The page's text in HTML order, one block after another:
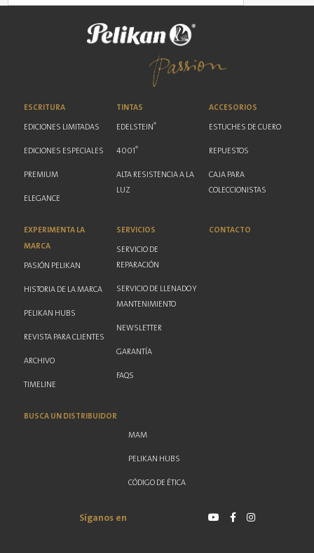
ESCRITURA
EDICIONES LIMITADAS
EDICIONES ESPECIALES
PREMIUM
ELEGANCE
TINTAS
EDELSTEIN®
4001®
ALTA RESISTENCIA A LA
LUZ
ACCESORIOS
ESTUCHES DE CUERO
REPUESTOS
CAJA PARA
COLECCIONISTAS
EXPERIMENTA LA
MARCA
PASIÓN PELIKAN
HISTORIA DE LA MARCA
PELIKAN HUBS
REVISTA PARA CLIENTES
ARCHIVO
TIMELINE
SERVICIOS
SERVICIO DE
REPARACIÓN
SERVICIO DE LLENADO Y
MANTENIMIENTO
NEWSLETTER
GARANTÍA
FAQS
CONTACTO
BUSCA UN DISTRIBUIDOR
MAM
PELIKAN HUBS
CÓDIGO DE ÉTICA
Síganos en